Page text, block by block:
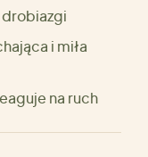
drobiazgi
i miła
na ruch